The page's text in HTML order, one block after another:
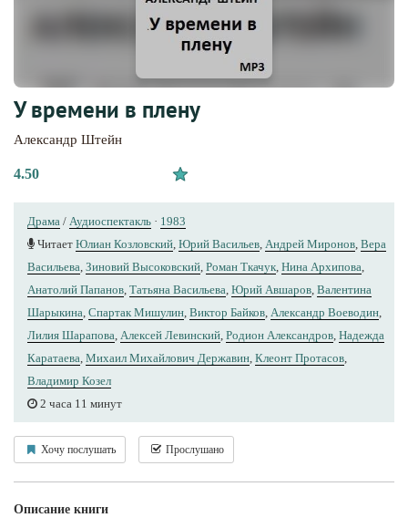
У времени в плену
Александр Штейн
4.50
Драма / Аудиоспектакль · 1983
Читает Юлиан Козловский, Юрий Васильев, Андрей Миронов, Вера
Васильева, Зиновий Высоковский, Роман Ткачук, Нина Архипова,
Анатолий Папанов, Татьяна Васильева, Юрий Авшаров, Валентина
Шарыкина, Спартак Мишулин, Виктор Байков, Александр Воеводин,
Лилия Шарапова, Алексей Левинский, Родион Александров, Надежда
Каратаева, Михаил Михайлович Державин, Клеонт Протасов,
Владимир Козел
2 часа 11 минут
Хочу послушать Прослушано
Описание книги